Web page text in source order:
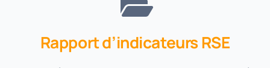
Rapport d’indicateurs RSE